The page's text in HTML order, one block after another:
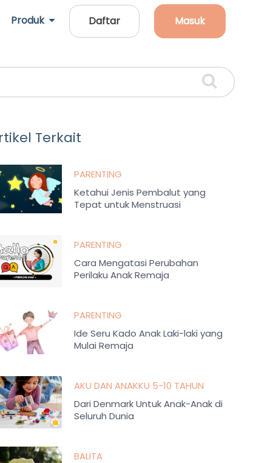
Produk Daftar Masuk
Terkait
PARENTING
Ketahui Jenis Pembalut yang
Tepat untuk Menstruasi
PARENTING
Cara Mengatasi Perubahan
Perilaku Anak Remaja
PARENTING
Ide Seru Kado Anak Laki-laki yang
Mulai Remaja
AKU DAN ANAKKU 5-10 TAHUN
Dari Denmark Untuk Anak-Anak di
Seluruh Dunia
BALITA